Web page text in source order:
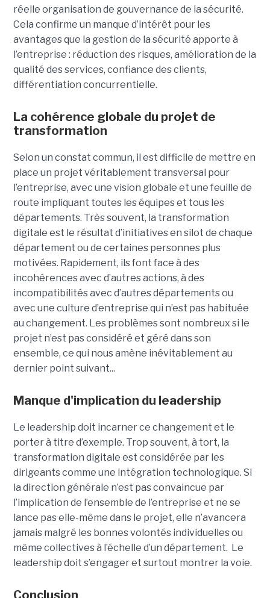
réelle organisation de gouvernance de la sécurité.
Cela confirme un manque d’intérêt pour les
avantages que la gestion de la sécurité apporte à
l’entreprise : réduction des risques, amélioration de la
qualité des services, confiance des clients,
différentiation concurrentielle.
La cohérence globale du projet de
transformation
Selon un constat commun, il est difficile de mettre en
place un projet véritablement transversal pour
l’entreprise, avec une vision globale et une feuille de
route impliquant toutes les équipes et tous les
départements. Très souvent, la transformation
digitale est le résultat d’initiatives en silot de chaque
département ou de certaines personnes plus
motivées. Rapidement, ils font face à des
incohérences avec d’autres actions, à des
incompatibilités avec d’autres départements ou
avec une culture d’entreprise qui n’est pas habituée
au changement. Les problèmes sont nombreux si le
projet n’est pas considéré et géré dans son
ensemble, ce qui nous amène inévitablement au
dernier point suivant...
Manque d'implication du leadership
Le leadership doit incarner ce changement et le
porter à titre d’exemple. Trop souvent, à tort, la
transformation digitale est considérée par les
dirigeants comme une intégration technologique. Si
la direction générale n’est pas convaincue par
l’implication de l’ensemble de l’entreprise et ne se
lance pas elle-même dans le projet, elle n’avancera
jamais malgré les bonnes volontés individuelles ou
même collectives à l’échelle d’un département. Le
leadership doit s’engager et surtout montrer la voie.